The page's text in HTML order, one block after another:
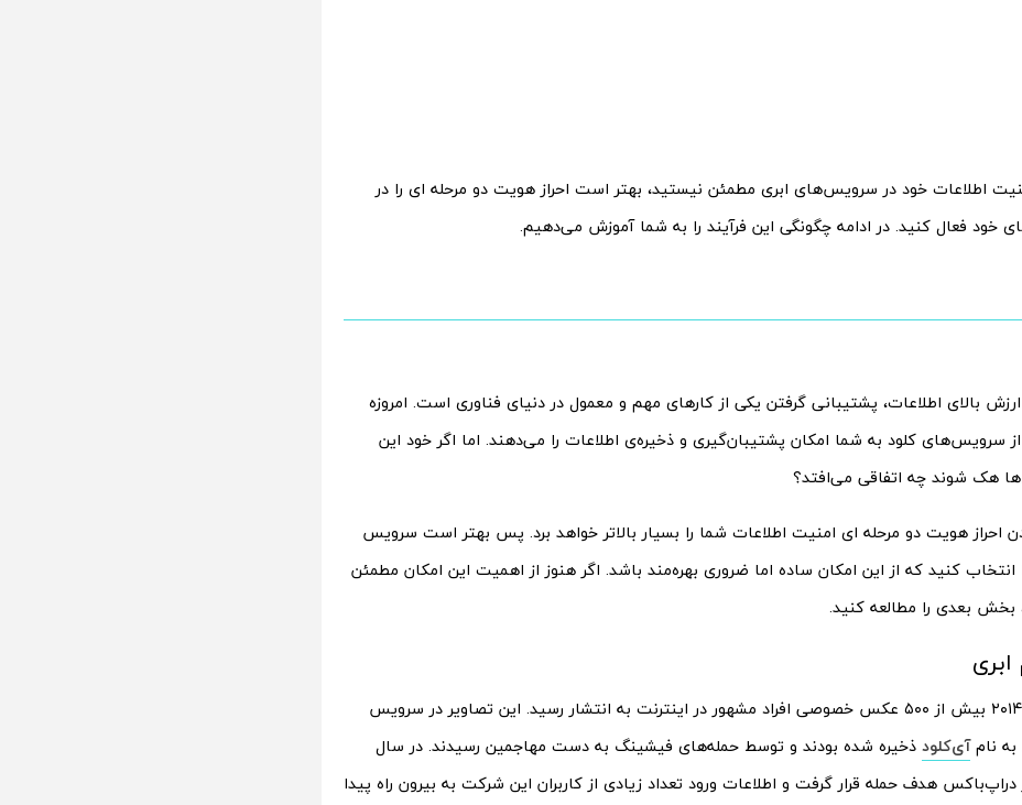
اطلاعات خود در سرویس‌های ابری مطمئن نیستید، بهتر است احراز هویت دو مرحله ای را در
خود فعال کنید. در ادامه چگونگی این فرآیند را به شما آموزش می‌دهیم.
بالای اطلاعات، پشتیبانی گرفتن یکی از کارهای مهم و معمول در دنیای فناوری است. امروزه
سرویس‌های کلود به شما امکان پشتیبان‌گیری و ذخیره‌ی اطلاعات را می‌دهند. اما اگر خود این
هک شوند چه اتفاقی می‌افتد؟
احراز هویت دو مرحله ای امنیت اطلاعات شما را بسیار بالاتر خواهد برد. پس بهتر است سرویس
انتخاب کنید که از این امکان ساده اما ضروری بهره‌مند باشد. اگر هنوز از اهمیت این امکان مطمئن
بخش بعدی را مطالعه کنید.
در سال ۲۰۱۴ بیش از ۵۰۰ عکس خصوصی افراد مشهور در اینترنت به انتشار رسید. این تصاویر در سرویس
به نامآی‌کلود ذخیره شده بودند و توسط حمله‌های فیشینگ به دست مهاجمین رسیدند. در سال
نیز دراپ‌باکس هدف حمله قرار گرفت و اطلاعات ورود تعداد زیادی از کاربران این شرکت به بیرون راه پیدا